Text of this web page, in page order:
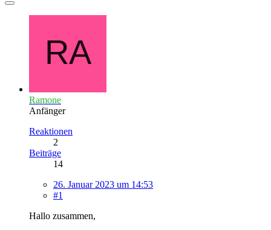
Ramone
Anfänger
Reaktionen
2
Beiträge
14
26. Januar 2023 um 14:53
#1
Hallo zusammen,